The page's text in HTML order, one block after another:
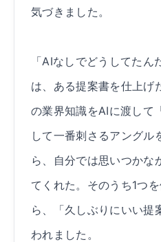
気づきました。
「AIなしでどうしてたん
は、ある提案書を仕上げ
の業界知識をAIに渡して
して一番刺さるアングル
ら、自分では思いつかな
てくれた。そのうち1つ
ら、「久しぶりにいい提
われました。